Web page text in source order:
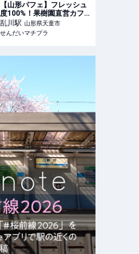
【山形パフェ】フレッシュ
度100%！果樹園直営カフ
ェで旬の桃パフェをいただ
きます♪〜o h !Show!Cafe /
山形県天童市〜 - せんだい
乱川駅 山形県天童市
せんだいマチプラ